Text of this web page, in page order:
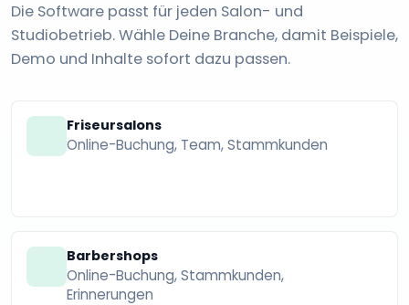
Die Software passt für jeden Salon- und
Studiobetrieb. Wähle Deine Branche, damit Beispiele,
Demo und Inhalte sofort dazu passen.
Friseursalons
Online-Buchung, Team, Stammkunden
Barbershops
Online-Buchung, Stammkunden,
Erinnerungen